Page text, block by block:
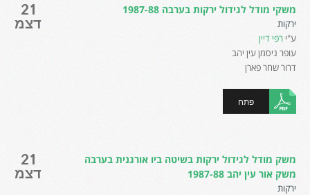
21
דצמ
משקי מודל לגידול ירקות בערבה 1987-88
ירקות
ע"י רפי דיין
עופר ניסמן עין יהב
דרור שחר פארן
פתח
21
דצמ
משק מודל לגידול ירקות בשיטה ביו אורגנית בערבה
משק אור עין יהב 1987-88
ירקות